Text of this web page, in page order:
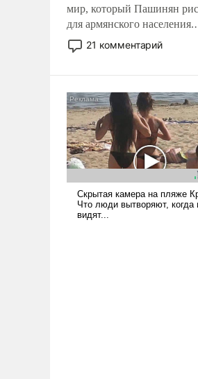
мир, который Пашинян
для армянского населения.
Мир, где политические
прожекты будут безусловно
налогоплательщиков и где
Еревану за свои поступки
нужно отвечать.
21 комментарий